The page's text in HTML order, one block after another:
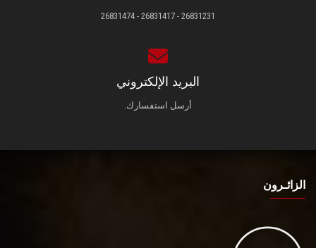
26831231 - 26831417 - 26831474
البريد الإلكتروني
أرسل استفسارك.
الزائـرون